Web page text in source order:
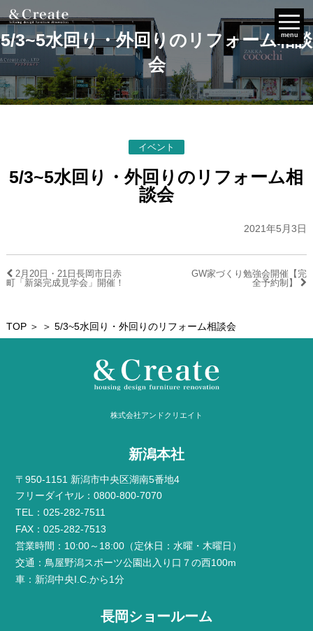
menu
5/3~5水回り・外回りのリフォーム相談
会
イベント
5/3~5水回り・外回りのリフォーム相
談会
2021年5月3日
2月20日・21日長岡市日赤
町「新築完成見学会」開催！
GW家づくり勉強会開催【完
全予約制】
TOP＞ ＞ 5/3~5水回り・外回りのリフォーム相談会
株式会社アンドクリエイト
新潟本社
〒950-1151 新潟市中央区湖南5番地4
フリーダイヤル：0800-800-7070
TEL：025-282-7511
FAX：025-282-7513
営業時間：10:00～18:00（定休日：水曜・木曜日）
交通：鳥屋野潟スポーツ公園出入り口７の西100m
車：新潟中央I.C.から1分
長岡ショールーム